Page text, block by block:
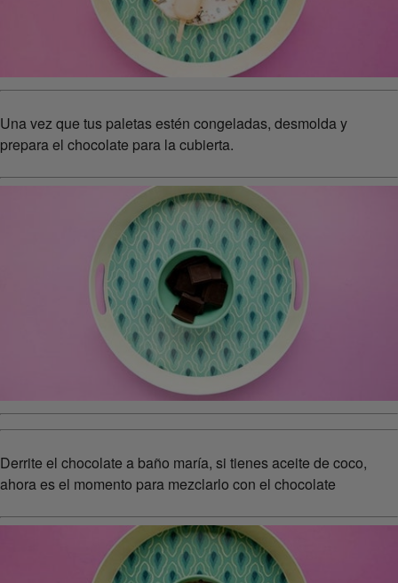
Una vez que tus paletas estén congeladas, desmolda y
prepara el chocolate para la cubierta.
Derrite el chocolate a baño maría, si tienes aceite de coco,
ahora es el momento para mezclarlo con el chocolate